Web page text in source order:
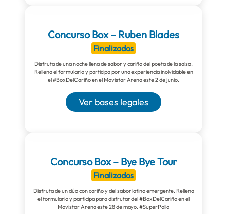
Concurso Box – Ruben Blades
Finalizados
Disfruta de una noche llena de sabor y cariño del poeta de la salsa.
Rellena el formulario y participa por una experiencia inolvidable en
el #BoxDelCariño en el Movistar Arena este 2 de junio.
Ver bases legales
Concurso Box – Bye Bye Tour
Finalizados
Disfruta de un dúo con cariño y del sabor latino emergente. Rellena
el formulario y participa para disfrutar del #BoxDelCariño en el
Movistar Arena este 28 de mayo. #SuperPollo